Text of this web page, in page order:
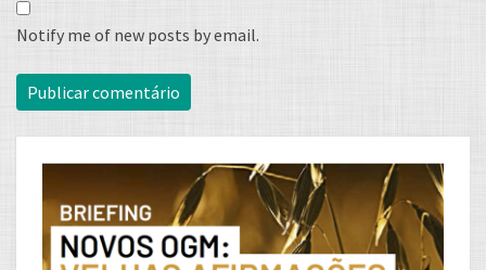
Notify me of new posts by email.